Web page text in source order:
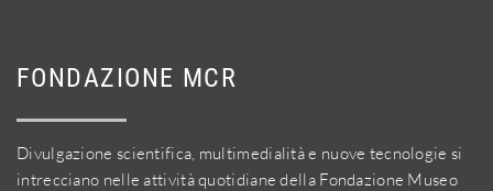
FONDAZIONE MCR
Divulgazione scientifica, multimedialità e nuove tecnologie si
intrecciano nelle attività quotidiane della Fondazione Museo